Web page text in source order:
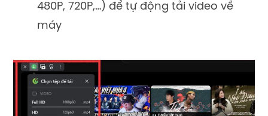
480P, 720P,…) để tự động tải video về
máy